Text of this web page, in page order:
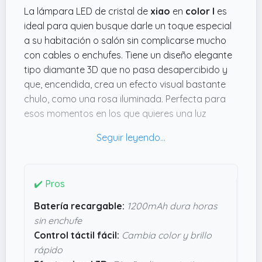
La lámpara LED de cristal de xiao en color I es
ideal para quien busque darle un toque especial
a su habitación o salón sin complicarse mucho
con cables o enchufes. Tiene un diseño elegante
tipo diamante 3D que no pasa desapercibido y
que, encendida, crea un efecto visual bastante
chulo, como una rosa iluminada. Perfecta para
esos momentos en los que quieres una luz
distinto al espacio.
control táctil para cambiar entre tres colores de
brillo. Además, la batería de 1200mAh con carga
USB hace que puedas moverla sin depender del
enchufe durante horas, algo que no es tan
común en lámparas tan decorativas. Si estás
✔️ Pros
Batería recargable: 1200mAh dura horas
sin enchufe
Control táctil fácil: Cambia color y brillo
rápido